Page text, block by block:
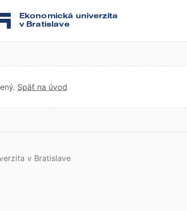
Ekonomická univerzita
v Bratislave
Späť na úvod
v Bratislave